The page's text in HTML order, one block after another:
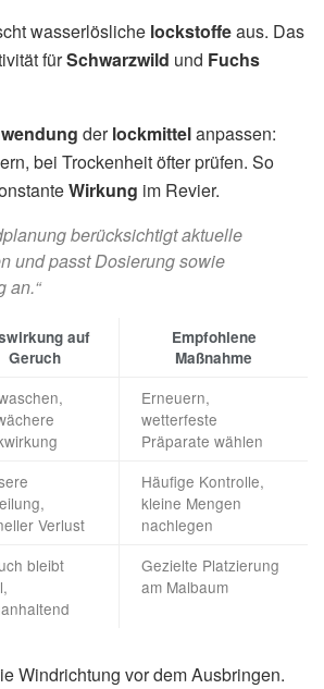
wasserlösliche lockstoffeaus. Das
fürSchwarzwild und Fuchs
derlockmittelanpassen:
bei Trockenheit öfter prüfen. So
Wirkung im Revier.
berücksichtigt aktuelle
und passt Dosierung sowie
an.“
auf
Geruch
Empfohlene
Maßnahme
Erneuern,
wetterfeste
Präparate wählen
Verlust
Häufige Kontrolle,
kleine Mengen
nachlegen
bleibt
Gezielte Platzierung
am Malbaum
Windrichtung vor dem Ausbringen.